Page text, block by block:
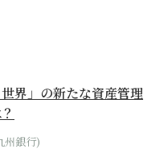
世界」の新たな資産管理
州銀行)